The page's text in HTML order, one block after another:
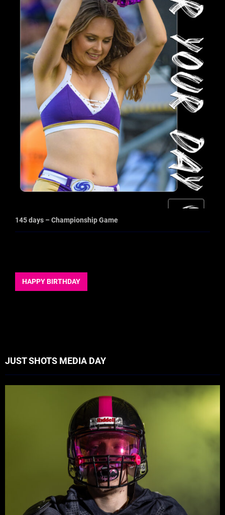
145 days – Championship Game
HAPPY BIRTHDAY
JUST SHOTS MEDIA DAY